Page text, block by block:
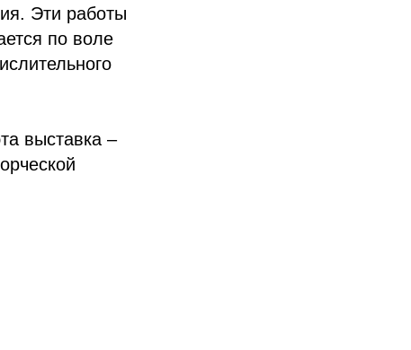
Эти работы
по воле
выставка –